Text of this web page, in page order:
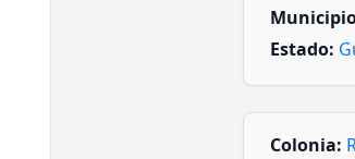
Estado:
Colonia: